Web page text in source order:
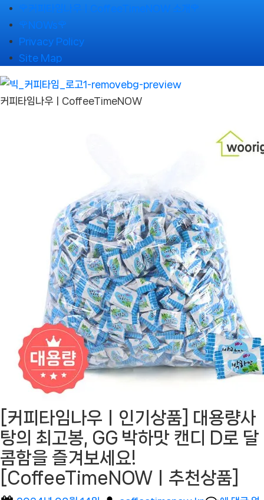
Skip
to
content
🌹커피타임나우ㅣCoffeeTimeNOW 소개🌹
🌹NOWs🌹
Privacy Policy
Site Map
커피타임나우ㅣCoffeeTimeNOW
[커피타임나우ㅣ인기상품] 대용량사
탕의 최고봉, GG 박하맛 캔디 D로 달
콤함을 즐겨보세요!
[CoffeeTimeNOWㅣ추천상품]